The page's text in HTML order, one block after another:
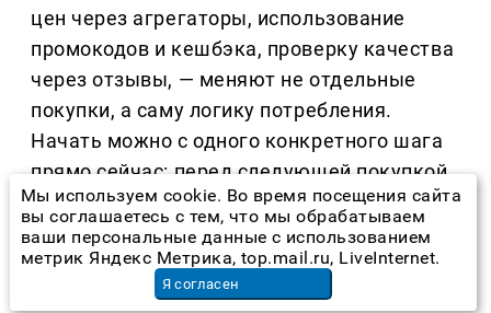
цен через агрегаторы, использование
промокодов и кешбэка, проверку качества
через отзывы, — меняют не отдельные
покупки, а саму логику потребления.
Начать можно с одного конкретного шага
прямо сейчас: перед следующей покупкой
открыть агрегатор цен и проверить, нет ли
того же товара дешевле на соседней
площадке. Системный подход к онлайн-
шопингу превращает экономию в
Мы используем cookie. Во время посещения сайта
вы соглашаетесь с тем, что мы обрабатываем
ваши персональные данные с использованием
метрик Яндекс Метрика, top.mail.ru, LiveInternet.
Я согласен